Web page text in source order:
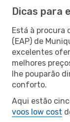
Dicas para
Está à procura
(EAP) de
excelentes
melhores
lhe pouparão
conforto.
Aqui estão
voos low cost